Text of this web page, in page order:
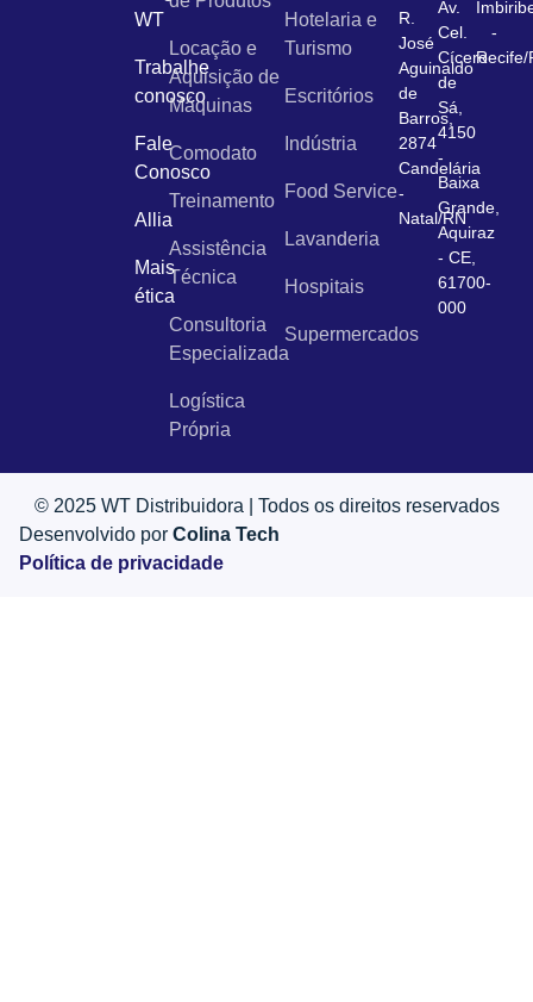
WT
Trabalhe
conosco
Fale
Conosco
Allia
Mais
ética
Locação e
Aquisição de
Máquinas
Comodato
Treinamento
Assistência
Técnica
Consultoria
Especializada
Logística
Própria
Hotelaria e
Turismo
Escritórios
Indústria
Food Service
Lavanderia
Hospitais
Supermercados
R.
José
Aguinaldo
de
Barros,
2874
Candelária
-
Natal/RN
Av.
Cel.
Cícero
de
Sá,
4150
-
Baixa
Grande,
Aquiraz
- CE,
61700-
000
-
Recife/
© 2025 WT Distribuidora | Todos os direitos reservados
Desenvolvido por Colina Tech
Política de privacidade